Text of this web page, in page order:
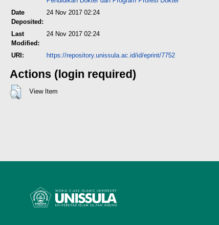
Date
Deposited:
24 Nov 2017 02:24
Last
Modified:
24 Nov 2017 02:24
URI: https://repository.unissula.ac.id/id/eprint/7752
Actions (login required)
View Item